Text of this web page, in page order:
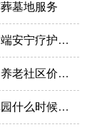
墓地服务
郑州泰康豫园临终关怀价格费用，郑州高端安宁疗护在哪里
内蒙古泰康之家蒙园最新消息，呼市蒙园养老社区价格表
佛山禅园装修完了吗？，预定泰康之家禅园什么时候选房入住?